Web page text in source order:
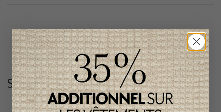
Suivez-nous@lenfantillon